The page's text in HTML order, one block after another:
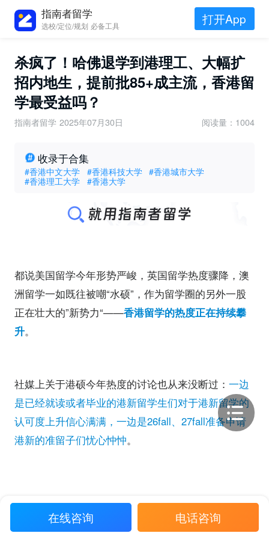
指南者留学
选校/定位/规划 必备工具 打开App
杀疯了！哈佛退学到港理工、大幅扩
招内地生，提前批85+成主流，香港留
学最受益吗？
指南者留学 2025年07月30日 阅读量：1004
收录于合集
#香港中文大学 #香港科技大学 #香港城市大学
#香港理工大学
#香港大学
都说美国留学今年形势严峻，英国留学热度骤降，澳
洲留学一如既往被嘲“水硕”，作为留学圈的另外一股
正在壮大的”新势力“——香港留学的热度正在持续攀
升。
社媒上关于港硕今年热度的讨论也从来没断过： 一边
是已经就读或者毕业的港新留学生们对于港新留学的
认可度上升信心满满，一边是26fall、27fall准备申请
港新的准留子们忧心忡忡。
在线咨询 电话咨询